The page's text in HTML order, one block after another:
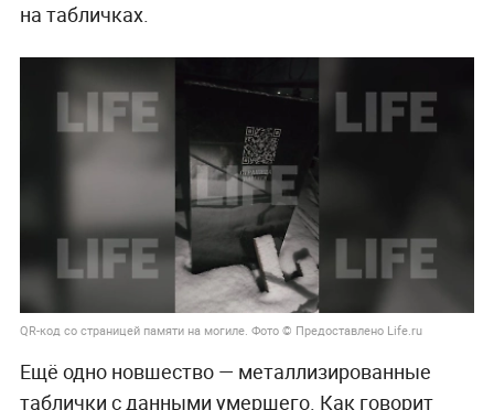
на табличках.
QR-код со страницей памяти на могиле. Фото © Предоставлено Life.ru
Ещё одно новшество — металлизированные
таблички с данными умершего. Как говорит